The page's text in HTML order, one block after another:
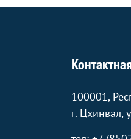
100001,
г. Цхинвал,